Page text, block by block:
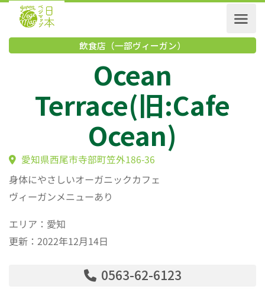
飲食店（一部ヴィーガン）
Ocean
Terrace(旧:Cafe
Ocean)
愛知県西尾市寺部町笠外186-36
身体にやさしいオーガニックカフェ
ヴィーガンメニューあり
エリア：愛知
更新：2022年12月14日
0563-62-6123